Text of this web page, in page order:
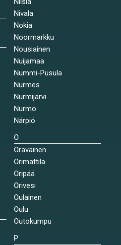
Nivala
Nokia
Noormarkku
Nousiainen
Nuijamaa
Nummi-Pusula
Nurmes
Nurmijärvi
Nurmo
Närpiö
O
Oravainen
Orimattila
Oripää
Orivesi
Oulainen
Oulu
Outokumpu
P